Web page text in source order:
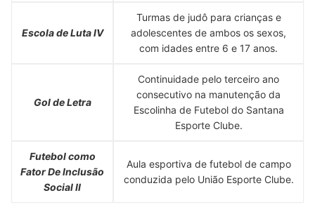
Escola de Luta IV
Turmas de judô para crianças e
adolescentes de ambos os sexos,
com idades entre 6 e 17 anos.
Gol de Letra
Continuidade pelo terceiro ano
consecutivo na manutenção da
Escolinha de Futebol do Santana
Esporte Clube.
Futebol como
Fator De Inclusão
Social II
Aula esportiva de futebol de campo
conduzida pelo União Esporte Clube.